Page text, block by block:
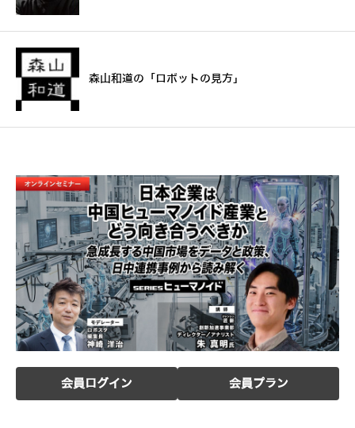
森山和道の「ロボットの見方」
会員ログイン 会員プラン